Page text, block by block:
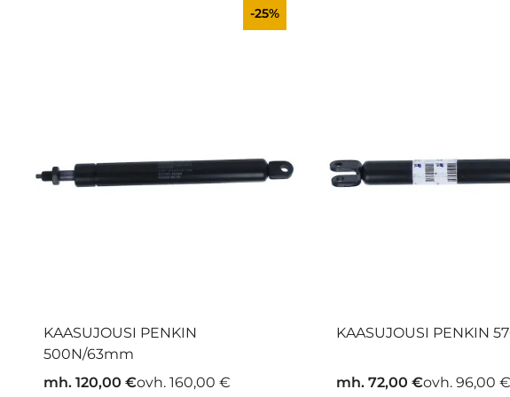
-25%
KAASUJOUSI PENKIN
500N/63mm
mh. 120,00 €ovh. 160,00 €
KAASUJOUSI PENKIN
mh. 72,00 €ovh. 96,00 €